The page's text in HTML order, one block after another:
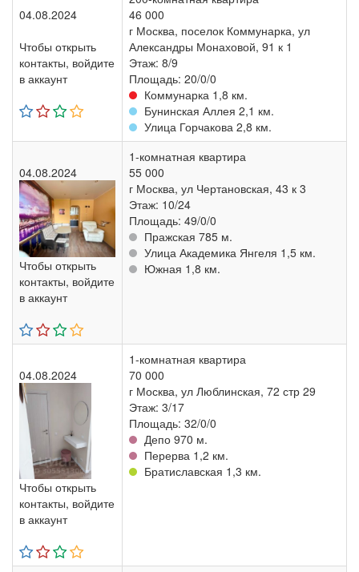
04.08.2024
Чтобы открыть
контакты, войдите
в аккаунт
46 000
г Москва, поселок Коммунарка, ул
Александры Монаховой, 91 к 1
Этаж: 8/9
Площадь: 20/0/0
Коммунарка 1,8 км.
Бунинская Аллея 2,1 км.
Улица Горчакова 2,8 км.
04.08.2024
Чтобы открыть
контакты, войдите
в аккаунт
1-комнатная квартира
55 000
г Москва, ул Чертановская, 43 к 3
Этаж: 10/24
Площадь: 49/0/0
Пражская 785 м.
Улица Академика Янгеля 1,5 км.
Южная 1,8 км.
04.08.2024
Чтобы открыть
контакты, войдите
в аккаунт
1-комнатная квартира
70 000
г Москва, ул Люблинская, 72 стр 29
Этаж: 3/17
Площадь: 32/0/0
Депо 970 м.
Перерва 1,2 км.
Братиславская 1,3 км.